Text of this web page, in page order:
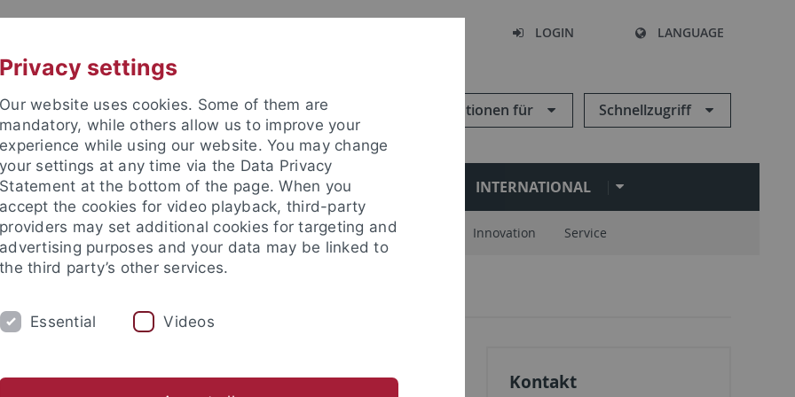
LOGIN LANGUAGE
Informationen für Schnellzugriff
FORSCHUNG EINRICHTUNGEN INTERNATIONAL
Zentren und Institute Nachwuchsförderung Kooperationspartner Innovation Service
Kontakt
Privacy settings
Our website uses cookies. Some of them are
mandatory, while others allow us to improve your
experience while using our website. You may change
your settings at any time via the Data Privacy
Statement at the bottom of the page. When you
accept the cookies for video playback, third-party
providers may set additional cookies for targeting and
advertising purposes and your data may be linked to
the third party’s other services.
Essential Videos